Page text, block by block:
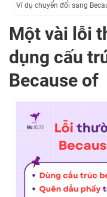
Ví dụ chuyển đổi sang
Một vài lỗi
dụng cấu
Because of